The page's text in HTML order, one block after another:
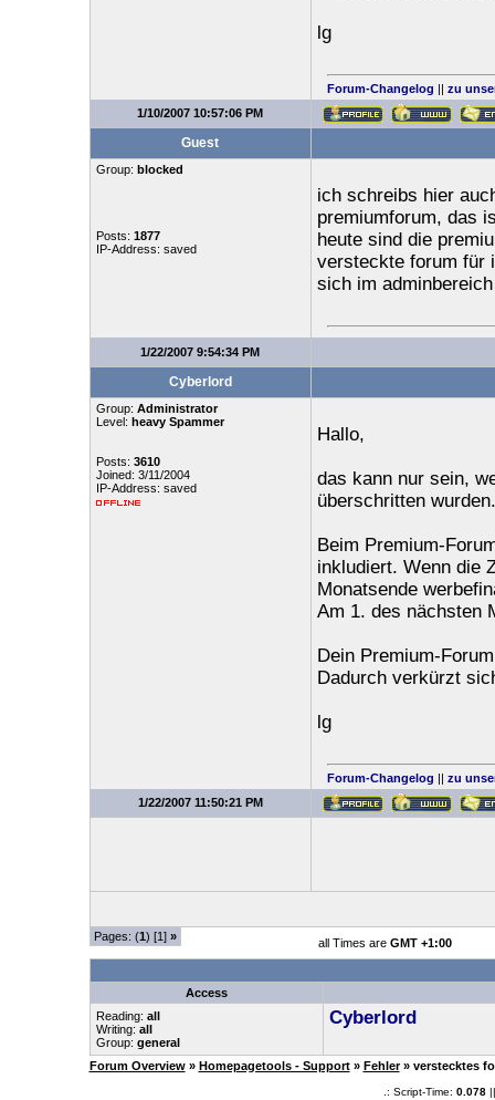
lg
Forum-Changelog || zu
1/10/2007 10:57:06 PM
Guest
Group: blocked
Posts: 1877
IP-Address: saved
ich schreibs hier
premiumforum, das
heute sind die
versteckte forum für
sich im
1/22/2007 9:54:34 PM
Cyberlord
Group: Administrator
Level: heavy Spammer
Posts: 3610
Joined: 3/11/2004
IP-Address: saved
Hallo,
das kann nur sein,
überschritten wurden.
Beim Premium-
inkludiert. Wenn die
Monatsende
Am 1. des nächsten
Dein Premium-
Dadurch verkürzt
lg
Forum-Changelog || zu
1/22/2007 11:50:21 PM
Pages: (1) [1] » all Times are GMT +1:00
Access
Reading: all
Writing: all
Group: general
Cyberlord
Forum Overview » Homepagetools - Support » Fehler » verstecktes
.: Script-Time: 0.078||